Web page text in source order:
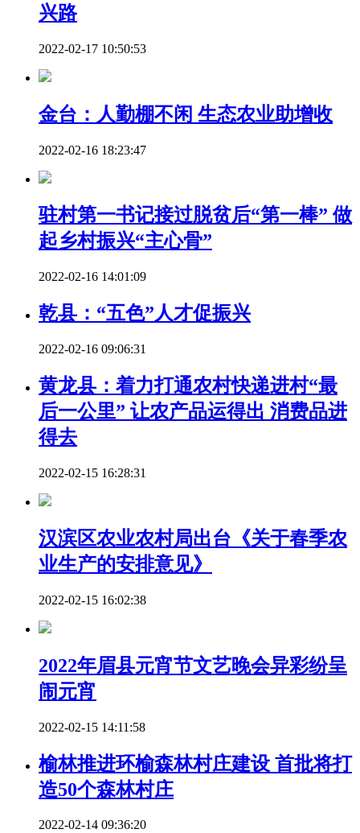
兴路
2022-02-17 10:50:53
金台：人勤棚不闲 生态农业助增收
2022-02-16 18:23:47
驻村第一书记接过脱贫后“第一棒” 做
起乡村振兴“主心骨”
2022-02-16 14:01:09
乾县：“五色”人才促振兴
2022-02-16 09:06:31
黄龙县：着力打通农村快递进村“最
后一公里” 让农产品运得出 消费品进
得去
2022-02-15 16:28:31
汉滨区农业农村局出台《关于春季农
业生产的安排意见》
2022-02-15 16:02:38
2022年眉县元宵节文艺晚会异彩纷呈
闹元宵
2022-02-15 14:11:58
榆林推进环榆森林村庄建设 首批将打
造50个森林村庄
2022-02-14 09:36:20